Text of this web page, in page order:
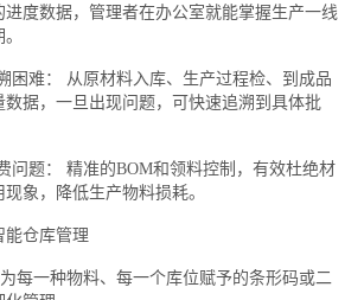
度数据，管理者在办公室就能掌握生产一线
难： 从原材料入库、生产过程检、到成品
数据，一旦出现问题，可快速追溯到具体批
题： 精准的BOM和领料控制，有效杜绝材
象，降低生产物料损耗。
仓库管理
一种物料、每一个库位赋予的条形码或二